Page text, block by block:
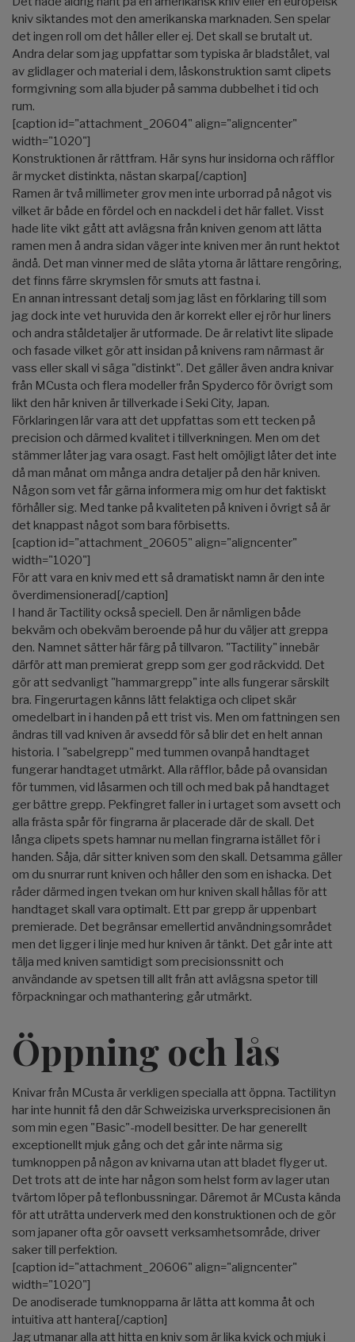
kniv siktandes mot den amerikanska marknaden. Sen spelar
det ingen roll om det håller eller ej. Det skall se brutalt ut.
Andra delar som jag uppfattar som typiska är bladstålet, val
av glidlager och material i dem, låskonstruktion samt clipets
formgivning som alla bjuder på samma dubbelhet i tid och
rum.
[caption id="attachment_20604" align="aligncenter"
width="1020"]
Konstruktionen är rättfram. Här syns hur insidorna och räfflor
är mycket distinkta, nästan skarpa[/caption]
Ramen är två millimeter grov men inte urborrad på något vis
vilket är både en fördel och en nackdel i det här fallet. Visst
hade lite vikt gått att avlägsna från kniven genom att lätta
ramen men å andra sidan väger inte kniven mer än runt hektot
ändå. Det man vinner med de släta ytorna är lättare rengöring,
det finns färre skrymslen för smuts att fastna i.
En annan intressant detalj som jag läst en förklaring till som
jag dock inte vet huruvida den är korrekt eller ej rör hur liners
och andra ståldetaljer är utformade. De är relativt lite slipade
och fasade vilket gör att insidan på knivens ram närmast är
vass eller skall vi säga "distinkt". Det gäller även andra knivar
från MCusta och flera modeller från Spyderco för övrigt som
likt den här kniven är tillverkade i Seki City, Japan.
Förklaringen lär vara att det uppfattas som ett tecken på
precision och därmed kvalitet i tillverkningen. Men om det
stämmer låter jag vara osagt. Fast helt omöjligt låter det inte
då man månat om många andra detaljer på den här kniven.
Någon som vet får gärna informera mig om hur det faktiskt
förhåller sig. Med tanke på kvaliteten på kniven i övrigt så är
det knappast något som bara förbisetts.
[caption id="attachment_20605" align="aligncenter"
width="1020"]
För att vara en kniv med ett så dramatiskt namn är den inte
överdimensionerad[/caption]
I hand är Tactility också speciell. Den är nämligen både
bekväm och obekväm beroende på hur du väljer att greppa
den. Namnet sätter här färg på tillvaron. "Tactility" innebär
därför att man premierat grepp som ger god räckvidd. Det
gör att sedvanligt "hammargrepp" inte alls fungerar särskilt
bra. Fingerurtagen känns lätt felaktiga och clipet skär
omedelbart in i handen på ett trist vis. Men om fattningen sen
ändras till vad kniven är avsedd för så blir det en helt annan
historia. I "sabelgrepp" med tummen ovanpå handtaget
fungerar handtaget utmärkt. Alla räfflor, både på ovansidan
för tummen, vid låsarmen och till och med bak på handtaget
ger bättre grepp. Pekfingret faller in i urtaget som avsett och
alla frästa spår för fingrarna är placerade där de skall. Det
långa clipets spets hamnar nu mellan fingrarna istället för i
handen. Såja, där sitter kniven som den skall. Detsamma gäller
om du snurrar runt kniven och håller den som en ishacka. Det
råder därmed ingen tvekan om hur kniven skall hållas för att
handtaget skall vara optimalt. Ett par grepp är uppenbart
premierade. Det begränsar emellertid användningsområdet
men det ligger i linje med hur kniven är tänkt. Det går inte att
tälja med kniven samtidigt som precisionssnitt och
användande av spetsen till allt från att avlägsna spetor till
förpackningar och mathantering går utmärkt.
Öppning och lås
Knivar från MCusta är verkligen specialla att öppna. Tactilityn
har inte hunnit få den där Schweiziska urverksprecisionen än
som min egen "Basic"-modell besitter. De har generellt
exceptionellt mjuk gång och det går inte närma sig
tumknoppen på någon av knivarna utan att bladet flyger ut.
Det trots att de inte har någon som helst form av lager utan
tvärtom löper på teflonbussningar. Däremot är MCusta kända
för att uträtta underverk med den konstruktionen och de gör
som japaner ofta gör oavsett verksamhetsområde, driver
saker till perfektion.
[caption id="attachment_20606" align="aligncenter"
width="1020"]
De anodiserade tumknopparna är lätta att komma åt och
intuitiva att hantera[/caption]
Jag utmanar alla att hitta en kniv som är lika kvick och mjuk i